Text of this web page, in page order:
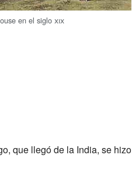
en el sigloxix
que llegó de la India, se hizo